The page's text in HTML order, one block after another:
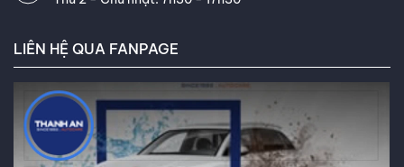
LIÊN HỆ QUA FANPAGE